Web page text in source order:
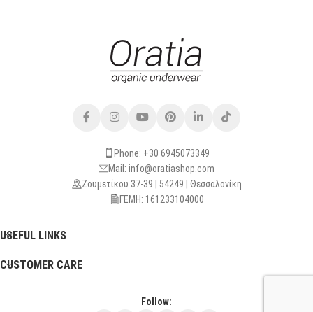
Phone: +30 6945073349
Mail: info@oratiashop.com
Ζουμετίκου 37-39 | 54249 | Θεσσαλονίκη
ΓΕΜΗ: 161233104000
USEFUL LINKS
CUSTOMER CARE
Follow: